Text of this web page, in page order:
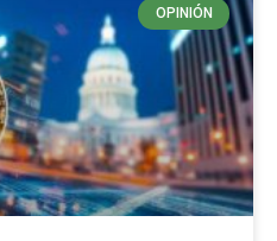
OPINIÓN